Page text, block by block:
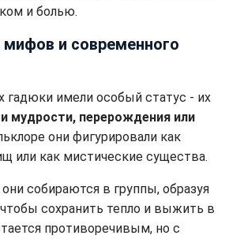
и болью.
мифов и современного
гадюки имели особый статус - их
мудрости, перерождения или
они фигурировали как
или как мистические существа.
собираются в группы, образуя
сохранить тепло и выжить в
противоречивым, но с